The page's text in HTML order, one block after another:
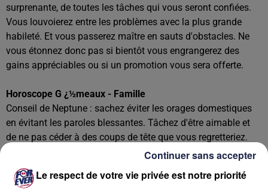
surprenante, de toutes les tâches qui vous seront confiées.
Vous louvoierez entre les problèmes avec la plus grande
habileté. Et vous passerez maître en sauts d'obstacles. Ne
vous étonnez donc pas si bientôt vous engrangerez des
gains appréciables ou si un promotion vous sera offerte.
Horoscope G ¿½meaux - Famille
Conseil de Neptune : sachez éviter les orages domestiques
en évitant les paroles blessantes. Tâchez d'être aimable et
de ne pas céder à des coups de tête que vous regretteriez.
Réfléchissez un peu plus, et essayez de contrôler votre
tendance à la contradiction.
Le respect de votre vie privée est notre priorité
Continuer sans accepter